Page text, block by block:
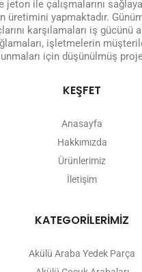
jeton ile çalışmalarını
üretimini yapmaktadır.
karşılamaları iş gücünü
işletmelerin
için düşünülmüş
KEŞFET
Anasayfa
Hakkımızda
Ürünlerimiz
İletişim
KATEGORİLERİMİZ
Akülü Araba Yedek Parça